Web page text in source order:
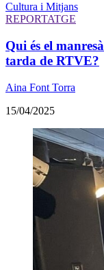
Cultura i Mitjans
REPORTATGE
Qui és el
tarda de RTVE?
Aina Font Torra
15/04/2025